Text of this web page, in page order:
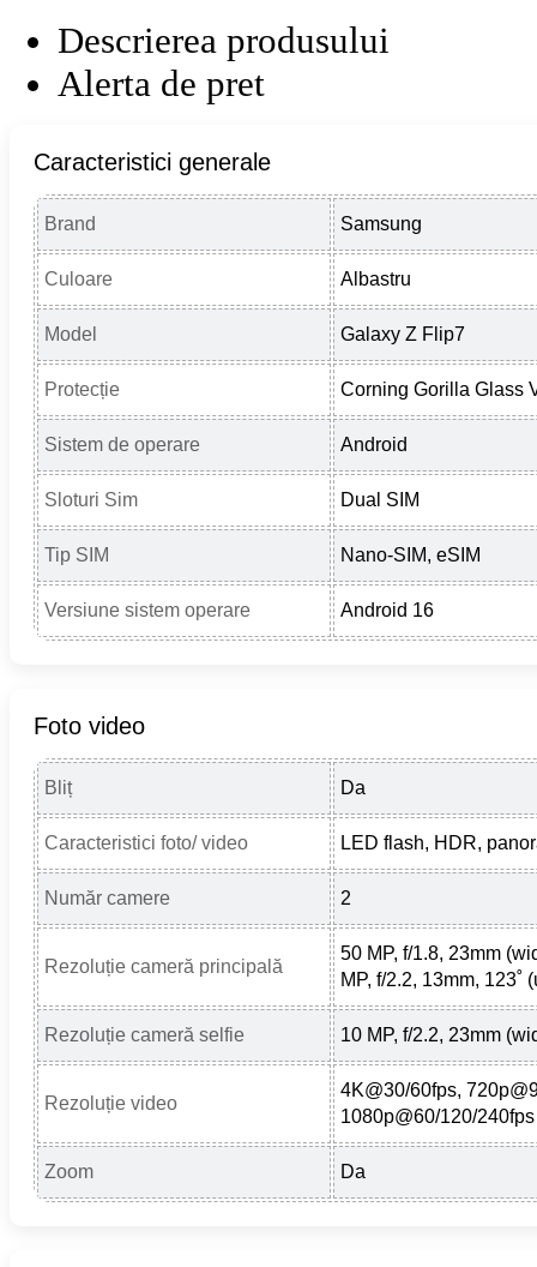
Descrierea produsului
Alerta de pret
Caracteristici generale
Brand Samsung
Culoare Albastru
Model Galaxy Z Flip7
Protecție Corning Gorilla Glass
Sistem de operare Android
Sloturi Sim Dual SIM
Tip SIM Nano-SIM, eSIM
Versiune sistem operare Android 16
Foto video
Bliț Da
Caracteristici foto/ video LED flash, HDR,
Număr camere 2
Rezoluție cameră principală
50 MP, f/1.8, 23mm
MP, f/2.2, 13mm, 123˚
Rezoluție cameră selfie 10 MP, f/2.2, 23mm
Rezoluție video
4K@30/60fps,
1080p@60/120/240fps
Zoom Da